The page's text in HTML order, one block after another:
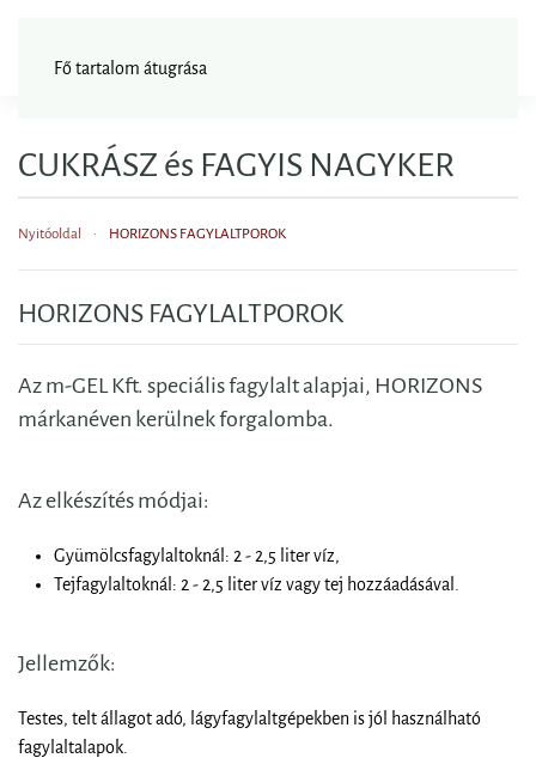
Fő tartalom átugrása
CUKRÁSZ és FAGYIS NAGYKER
Nyitóoldal HORIZONS FAGYLALTPOROK
HORIZONS FAGYLALTPOROK
Az m-GEL Kft. speciális fagylalt alapjai, HORIZONS
márkanéven kerülnek forgalomba.
Az elkészítés módjai:
Gyümölcsfagylaltoknál: 2 - 2,5 liter víz,
Tejfagylaltoknál: 2 - 2,5 liter víz vagy tej hozzáadásával.
Jellemzők:
Testes, telt állagot adó, lágyfagylaltgépekben is jól használható
fagylaltalapok.